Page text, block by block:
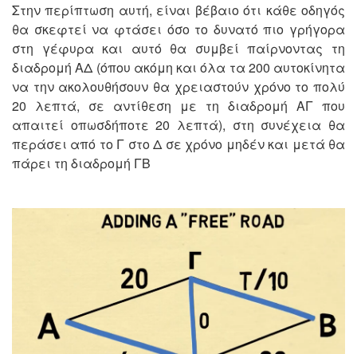
Στην περίπτωση αυτή, είναι βέβαιο ότι κάθε οδηγός
θα σκεφτεί να φτάσει όσο το δυνατό πιο γρήγορα
στη γέφυρα και αυτό θα συμβεί παίρνοντας τη
διαδρομή ΑΔ (όπου ακόμη και όλα τα 200 αυτοκίνητα
να την ακολουθήσουν θα χρειαστούν χρόνο το πολύ
20 λεπτά, σε αντίθεση με τη διαδρομή ΑΓ που
απαιτεί οπωσδήποτε 20 λεπτά), στη συνέχεια θα
περάσει από το Γ στο Δ σε χρόνο μηδέν και μετά θα
πάρει τη διαδρομή ΓΒ